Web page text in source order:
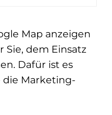
Map anzeigen
dem Einsatz
Dafür ist es
die Marketing-